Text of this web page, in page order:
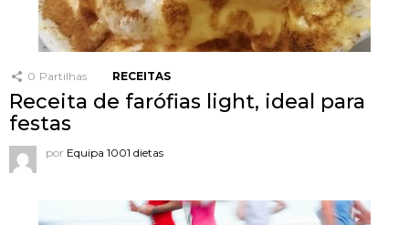
0 Partilhas RECEITAS
Receita de farófias light, ideal para
festas
por Equipa 1001 dietas